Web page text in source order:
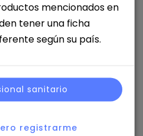
al Medical Affairs
liderazgo,
MSL Expert & Mentoring
mencionados en
tener una ficha
según su país.
sanitario
registrarme